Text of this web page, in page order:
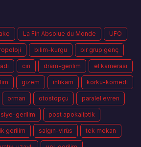
La Fin Absolue du Monde UFO
bilim-kurgu bir grup genç
cin dram-gerilim el kamerası
gizem intikam korku-komedi
orman otostopçu paralel evren
gerilim post apokaliptik
gerilim salgın-virüs tek mekan